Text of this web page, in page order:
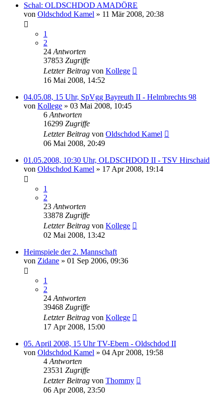
Schal: OLDSCHDOD AMADÖRE
von Oldschdod Kamel » 11 Mär 2008, 20:38
1
2
24 Antworten
37853 Zugriffe
Letzter Beitrag von Kollege
16 Mai 2008, 14:52
04.05.08, 15 Uhr, SpVgg Bayreuth II - Helmbrechts 98
von Kollege » 03 Mai 2008, 10:45
6 Antworten
16299 Zugriffe
Letzter Beitrag von Oldschdod Kamel
06 Mai 2008, 20:49
01.05.2008, 10:30 Uhr, OLDSCHDOD II - TSV Hirschaid
von Oldschdod Kamel » 17 Apr 2008, 19:14
1
2
23 Antworten
33878 Zugriffe
Letzter Beitrag von Kollege
02 Mai 2008, 13:42
Heimspiele der 2. Mannschaft
von Zidane » 01 Sep 2006, 09:36
1
2
24 Antworten
39468 Zugriffe
Letzter Beitrag von Kollege
17 Apr 2008, 15:00
05. April 2008, 15 Uhr TV-Ebern - Oldschdod II
von Oldschdod Kamel » 04 Apr 2008, 19:58
4 Antworten
23531 Zugriffe
Letzter Beitrag von Thommy
06 Apr 2008, 23:50